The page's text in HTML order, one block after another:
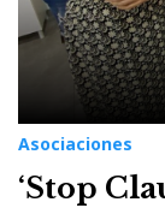
Asociaciones
‘Stop